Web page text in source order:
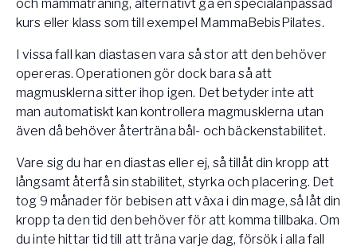
och mammaträning, alternativt gå en specialanpassad
kurs eller klass som till exempel MammaBebisPilates.
I vissa fall kan diastasen vara så stor att den behöver
opereras. Operationen gör dock bara så att
magmusklerna sitter ihop igen. Det betyder inte att
man automatiskt kan kontrollera magmusklerna utan
även då behöver återträna bål- och bäckenstabilitet.
Vare sig du har en diastas eller ej, så tillåt din kropp att
långsamt återfå sin stabilitet, styrka och placering. Det
tog 9 månader för bebisen att växa i din mage, så låt din
kropp ta den tid den behöver för att komma tillbaka. Om
du inte hittar tid till att träna varje dag, försök i alla fall